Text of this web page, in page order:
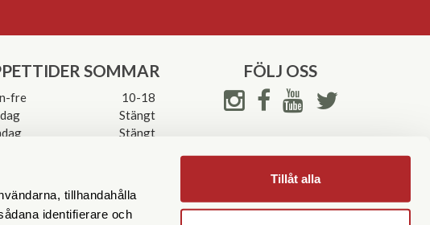
tillhandahålla
identifierare och
Tillåt alla
SOMMAR
fre
10-18
Stängt
Stängt
FÖLJ OSS